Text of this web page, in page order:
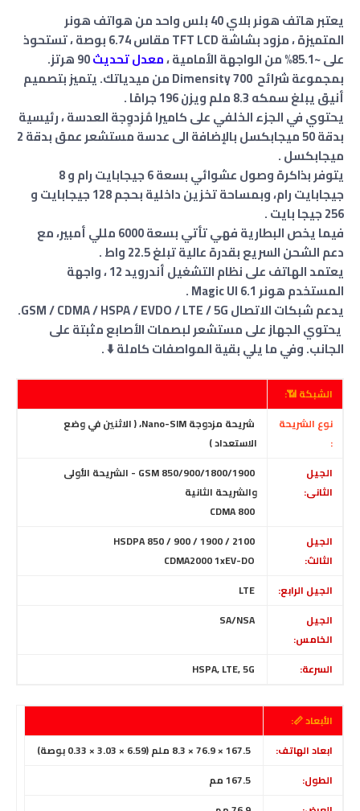
يعتبر هاتف هونر بلاي 40 بلس واحد من هواتف هونر
المتميزة ، مزود بشاشة TFT LCD مقاس 6.74 بوصة ، تستحوذ
على ~85.1% من الواجهة الأمامية
،معدل تحديث
.
بمجموعة شرائح Dimensity 700 من ميدياتك. يتميز بتصميم
أنيق يبلغ سمكه 8.3 ملم ويزن 196 جرامًا .
يحتوي في الجزء الخلفي على كاميرا مُزدوِجة العدسة ، رئيسية
بدقة 50 ميجابكسل بالإضافة الى عدسة مستشعر عمق بدقة 2
ميجابكسل .
يتوفر بذاكرة وصول عشوائي بسعة 6 جيجابايت رام و 8
جيجابايت رام، وبمساحة تخزين داخلية بحجم 128 جيجابايت و
256 جيجا بايت .
فيما يخص البطارية فهي تأتي بسعة 6000 مللي أمبير، مع
دعم الشحن السريع بقدرة عالية تبلغ 22.5 واط .
يعتمد الهاتف على نظام التشغيل أندرويد 12 ، واجهة
المستخدم هونر Magic UI 6.1 .
يدعم شبكات الاتصال GSM / CDMA / HSPA / EVDO / LTE / 5G.
يحتوي الجهاز على مستشعر لبصمات الأصابع مثبتة على
الجانب. وفي ما يلي بقية المواصفات كاملة ⬇️ .
الشبكة 📶:
نوع الشريحة
:
شريحة مزدوجة Nano-SIM، ( الاثنين في وضع
الاستعداد )
الجيل
الثانى:
GSM 850/900/1800/1900 - الشريحة الأولى
والشريحة الثانية
الجيل
الثالث:
الجيل الرابع:
LTE
الجيل
الخامس:
SA/NSA
السرعة:
الأبعاد 📏:
ابعاد الهاتف:
167.5 × 76.9 × 8.3 ملم (6.59 × 3.03 × 0.33 بوصة)
الطول: